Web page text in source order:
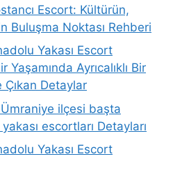
Escort: Kültürün,
Buluşma Noktası Rehberi
Yakası Escort
Ayrıcalıklı Bir
Detaylar
ilçesi başta
escortları Detayları
Yakası Escort